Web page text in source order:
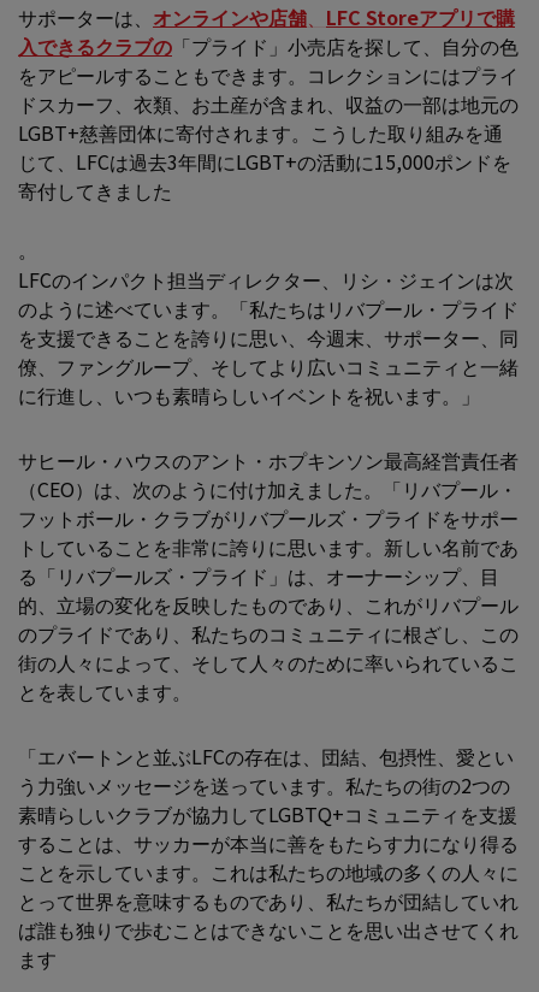
サポーターは、 オンラインや店舗、 LFC Storeアプリで購
入できるクラブの 「プライド」小売店を探して、自分の色
をアピールすることもできます。コレクションにはプライ
ドスカーフ、衣類、お土産が含まれ、収益の一部は地元の
LGBT+慈善団体に寄付されます。こうした取り組みを通
じて、LFCは過去3年間にLGBT+の活動に15,000ポンドを
寄付してきました
。
LFCのインパクト担当ディレクター、リシ・ジェインは次
のように述べています。「私たちはリバプール・プライド
を支援できることを誇りに思い、今週末、サポーター、同
僚、ファングループ、そしてより広いコミュニティと一緒
に行進し、いつも素晴らしいイベントを祝います。」
サヒール・ハウスのアント・ホプキンソン最高経営責任者
（CEO）は、次のように付け加えました。「リバプール・
フットボール・クラブがリバプールズ・プライドをサポー
トしていることを非常に誇りに思います。新しい名前であ
る「リバプールズ・プライド」は、オーナーシップ、目
的、立場の変化を反映したものであり、これがリバプール
のプライドであり、私たちのコミュニティに根ざし、この
街の人々によって、そして人々のために率いられているこ
とを表しています。
「エバートンと並ぶLFCの存在は、団結、包摂性、愛とい
う力強いメッセージを送っています。私たちの街の2つの
素晴らしいクラブが協力してLGBTQ+コミュニティを支援
することは、サッカーが本当に善をもたらす力になり得る
ことを示しています。これは私たちの地域の多くの人々に
とって世界を意味するものであり、私たちが団結していれ
ば誰も独りで歩むことはできないことを思い出させてくれ
ます